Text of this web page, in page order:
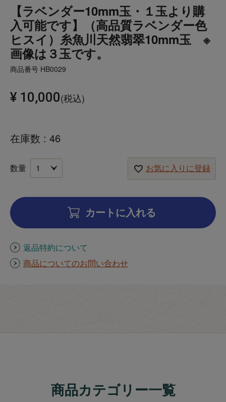
【ラベンダー10mm玉・１玉より購
入可能です】（高品質ラベンダー色
ヒスイ）糸魚川天然翡翠10mm玉 ※
画像は３玉です。
商品番号 HB0029
¥ 10,000 税込
在庫数 46
お気に入りに登録
カートに入れる
返品特約について
商品についてのお問い合わせ
商品カテゴリー一覧